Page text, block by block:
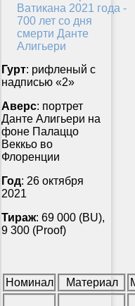
Гурт: рифленый с
надписью «2»
Аверс: портрет
Данте Алигьери на
фоне Палаццо
Веккьо во
Флоренции
Год: 26 октября
2021
Тираж: 69 000 (BU),
9 300 (Proof)
Номинал Материал